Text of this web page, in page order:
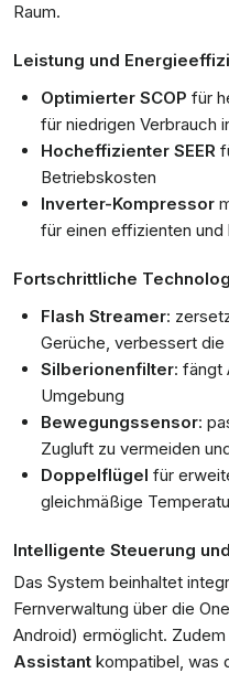
Raum.
Leistung und
Optimierter SCOP für
für niedrigen Verbrauch
Hocheffizienter SEER
Betriebskosten
Inverter-Kompressor
für einen effizienten und
Fortschrittliche
Flash Streamer:
Gerüche, verbessert
Silberionenfilter: fängt
Umgebung
Bewegungssensor:
Zugluft zu vermeiden
Doppelflügel für
gleichmäßige
Intelligente Steuerung
Das System beinhaltet
Fernverwaltung über die
Android) ermöglicht.
Assistant kompatibel, was